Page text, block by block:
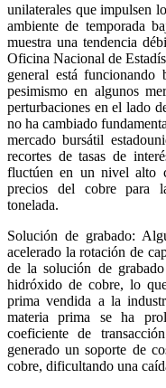
unilaterales que impulsen
ambiente de temporada
muestra una tendencia
Oficina Nacional de
general está
pesimismo en algunos
perturbaciones en el lado
no ha cambiado
mercado bursátil
recortes de tasas de
fluctúen en un nivel alto
precios del cobre para
tonelada.
Solución de grabado:
acelerado la rotación de
de la solución de
hidróxido de cobre, lo
prima vendida a la
materia prima se ha
coeficiente de
generado un soporte de
cobre, dificultando una